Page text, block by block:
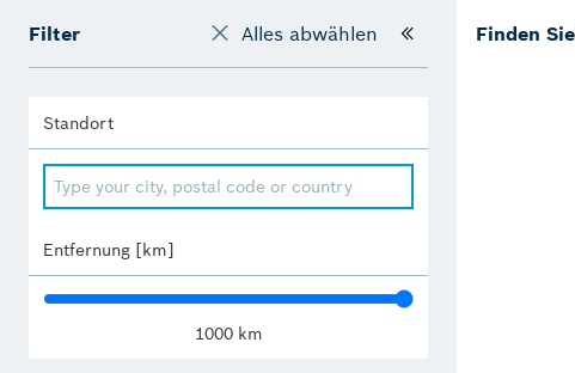
Filter Alles abwählen
Standort
Entfernung [km]
1000 km
Finden